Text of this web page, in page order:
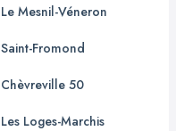
Le Mesnil-Véneron
Saint-Fromond
Chèvreville 50
Les Loges-Marchis